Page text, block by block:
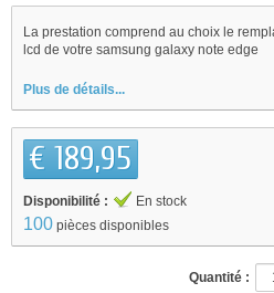
La prestation comprend au choix le
lcd de votre samsung galaxy note edge
Plus de détails...
€ 189,95
Disponibilité : En stock
100 pièces disponibles
Quantité :